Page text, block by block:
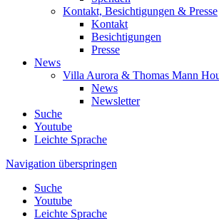
Kontakt, Besichtigungen & Presse
Kontakt
Besichtigungen
Presse
News
Villa Aurora & Thomas Mann
News
Newsletter
Suche
Youtube
Leichte Sprache
Navigation überspringen
Suche
Youtube
Leichte Sprache